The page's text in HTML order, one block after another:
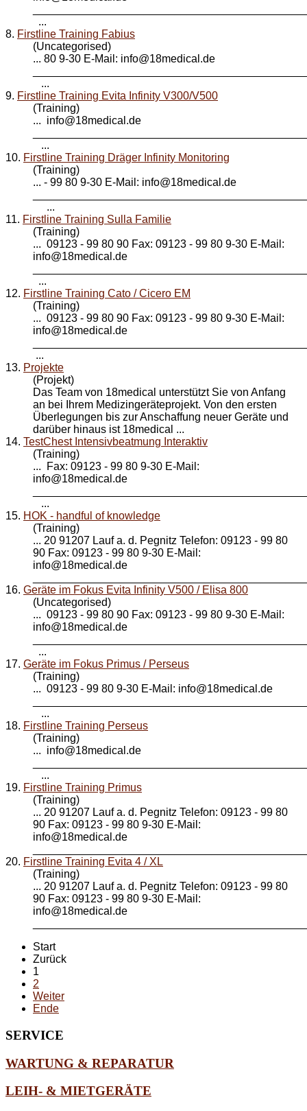
...
8. Firstline Training Fabius
(Uncategorised)
... 80 9-30 E-Mail: info@18medical .de
...
9. Firstline Training Evita Infinity V300/V500
(Training)
... info@18medical .de
...
10. Firstline Training Dräger Infinity Monitoring
(Training)
... - 99 80 9-30 E-Mail: info@18medical .de
...
11. Firstline Training Sulla Familie
(Training)
... 09123 - 99 80 90 Fax: 09123 - 99 80 9-30 E-Mail:
info@18medical .de
...
12. Firstline Training Cato / Cicero EM
(Training)
... 09123 - 99 80 90 Fax: 09123 - 99 80 9-30 E-Mail:
info@18medical .de
...
13. Projekte
(Projekt)
Das Team von 18medical unterstützt Sie von Anfang
an bei Ihrem Medizingeräteprojekt. Von den ersten
Überlegungen bis zur Anschaffung neuer Geräte und
darüber hinaus ist 18medical ...
14. TestChest Intensivbeatmung Interaktiv
(Training)
... Fax: 09123 - 99 80 9-30 E-Mail:
info@18medical .de
...
15. HOK - handful of knowledge
(Training)
... 20 91207 Lauf a. d. Pegnitz Telefon: 09123 - 99 80
90 Fax: 09123 - 99 80 9-30 E-Mail:
info@18medical .de
16. Geräte im Fokus Evita Infinity V500 / Elisa 800
(Uncategorised)
... 09123 - 99 80 90 Fax: 09123 - 99 80 9-30 E-Mail:
info@18medical .de
...
17. Geräte im Fokus Primus / Perseus
(Training)
... 09123 - 99 80 9-30 E-Mail: info@18medical .de
...
18. Firstline Training Perseus
(Training)
... info@18medical .de
...
19. Firstline Training Primus
(Training)
... 20 91207 Lauf a. d. Pegnitz Telefon: 09123 - 99 80
90 Fax: 09123 - 99 80 9-30 E-Mail:
info@18medical .de
20. Firstline Training Evita 4 / XL
(Training)
... 20 91207 Lauf a. d. Pegnitz Telefon: 09123 - 99 80
90 Fax: 09123 - 99 80 9-30 E-Mail:
info@18medical .de
Start
Zurück
1
2
Weiter
Ende
SERVICE
WARTUNG & REPARATUR
LEIH- & MIETGERÄTE